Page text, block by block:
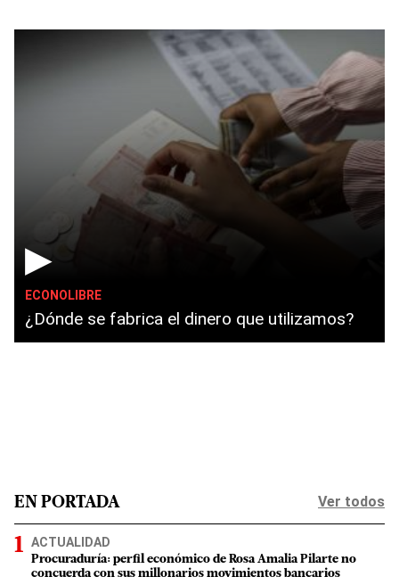
▶
ECONOLIBRE
¿Dónde se fabrica el dinero que utilizamos?
EN PORTADA Ver todos
ACTUALIDAD
Procuraduría: perfil económico de Rosa Amalia Pilarte no
concuerda con sus millonarios movimientos bancarios